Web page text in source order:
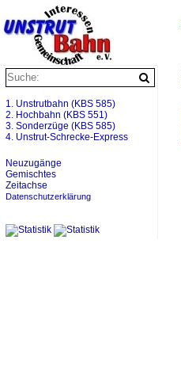
1. Unstrutbahn (KBS 585)
2. Hochbahn (KBS 551)
3. Sonderzüge (KBS 585)
4. Unstrut-Schrecke-Express
Neuzugänge
Gemischtes
Zeitachse
Datenschutzerklärung